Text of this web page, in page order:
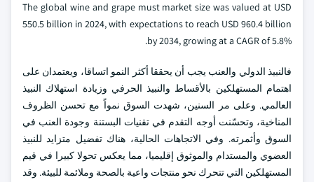
The global wine and grape must market size was valued at USD
550.5 billion in 2024, with expectations to reach USD 960.4 billion
by 2034, growing at a CAGR of 5.8%.
فالنبيذ الدولي والعنب يجب أن يحققا أكثر النمو اتساقا، ويعتمدان على
اهتمام المستهلكين بالأقساط والنبيذ الحرفي وزيادة استهلاك النبيذ
العالمي. وعلى مر السنين، شهدت السوق نمواً مع تحسن الظروف
المناخية، وتحسّنت أوجه التقدم في تقنيات البستنة وجودة العنب في
السوق وأثمرته. وفي الاتجاهات الحالية، هناك تفضيل متزايد للنبيذ
العضوي والمستدام والموثوق إقليميا، مما يعكس تحولا كبيرا في قيم
المستهلكين التي تتحرك نحو منتجات واعية بالصحة وملائمة للبيئة. وقد